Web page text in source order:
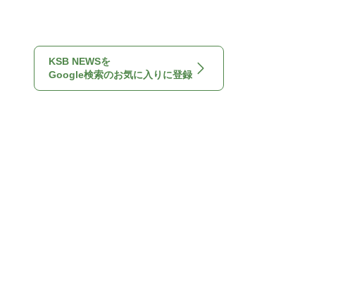
KSB NEWSを
Google検索のお気に入りに登録